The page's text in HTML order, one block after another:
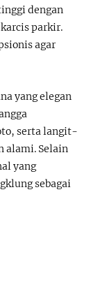
dengan
parkir.
agar
yang elegan
serta langit-
alami. Selain
yang
sebagai